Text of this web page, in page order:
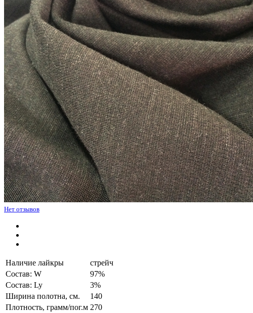
Нет отзывов
Наличие лайкры
стрейч
Состав: W
97%
Состав: Ly
3%
Ширина полотна, см.
140
Плотность, грамм/пог.м 270